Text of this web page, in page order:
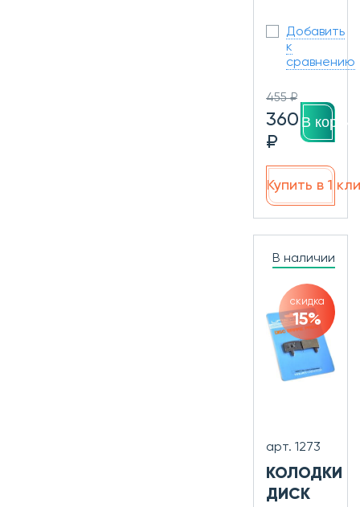
Добавить
к
сравнению
455 ₽
360
₽
В
Купить в 1
В наличии
скидка
15%
арт. 1273
КОЛОДКИ
ДИСК